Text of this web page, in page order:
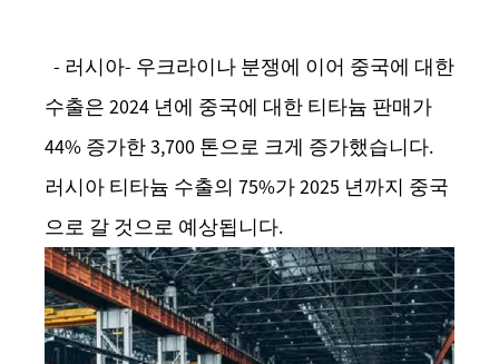
- 러시아- 우크라이나 분쟁에 이어 중국에 대한
수출은 2024 년에 중국에 대한 티타늄 판매가
44% 증가한 3,700 톤으로 크게 증가했습니다.
러시아 티타늄 수출의 75%가 2025 년까지 중국
으로 갈 것으로 예상됩니다.